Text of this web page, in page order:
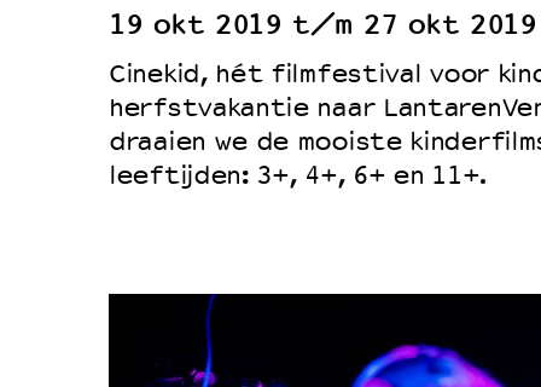
Duurzaamheid
Culturele boycot Israël
Ruimte voor artistieke vrijheid –
19 okt 2019 t/m 27 okt 2019
Cinekid, hét filmfestival voor
herfstvakantie naar
draaien we de mooiste
leeftijden: 3+, 4+, 6+ en 11+.